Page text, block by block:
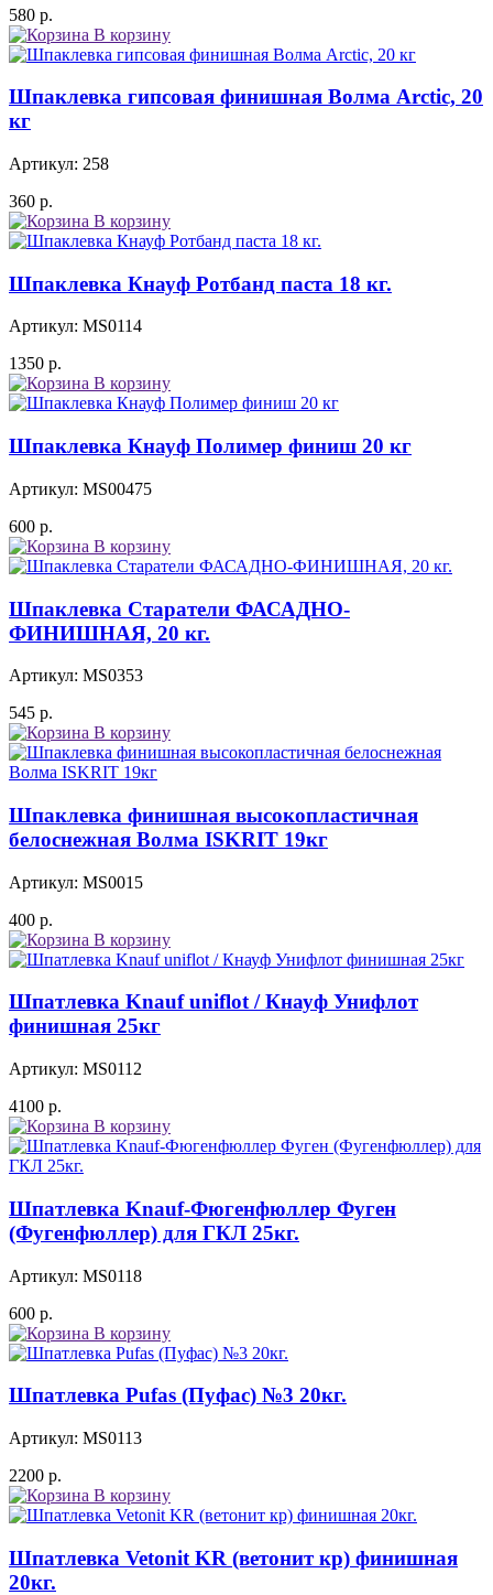
580 р.
В корзину
Шпаклевка гипсовая финишная Волма Arctic, 20
кг
Артикул: 258
360 р.
В корзину
Шпаклевка Кнауф Ротбанд паста 18 кг.
Артикул: MS0114
1350 р.
В корзину
Шпаклевка Кнауф Полимер финиш 20 кг
Артикул: MS00475
600 р.
В корзину
Шпаклевка Старатели ФАСАДНО-
ФИНИШНАЯ, 20 кг.
Артикул: MS0353
545 р.
В корзину
Шпаклевка финишная высокопластичная
белоснежная Волма ISKRIT 19кг
Артикул: MS0015
400 р.
В корзину
Шпатлевка Knauf uniflot / Кнауф Унифлот
финишная 25кг
Артикул: MS0112
4100 р.
В корзину
Шпатлевка Knauf-Фюгенфюллер Фуген
(Фугенфюллер) для ГКЛ 25кг.
Артикул: MS0118
600 р.
В корзину
Шпатлевка Pufas (Пуфас) №3 20кг.
Артикул: MS0113
2200 р.
В корзину
Шпатлевка Vetonit KR (ветонит кр) финишная
20кг.